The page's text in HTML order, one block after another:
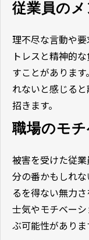
従業員の
理不尽な言動や
トレスと精神的
すことがありま
れないと感じる
招きます。
職場のモ
被害を受けた従
分の番かもしれ
るを得ない無力
士気やモチベー
ぶ可能性がありま